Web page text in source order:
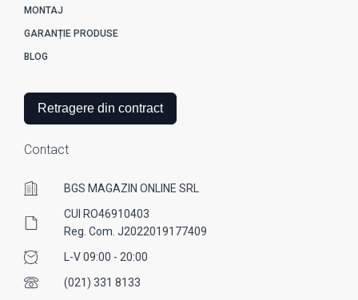
MONTAJ
GARANȚIE PRODUSE
BLOG
Retragere din contract
Contact
BGS MAGAZIN ONLINE SRL
CUI RO46910403
Reg. Com. J2022019177409
L-V 09:00 - 20:00
(021) 331 8133